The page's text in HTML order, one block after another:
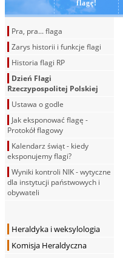
flagę!
Pra, pra... flaga
Zarys historii i funkcje flagi
Historia flagi RP
Dzień Flagi
Rzeczypospolitej Polskiej
Ustawa o godle
Jak eksponować flagę -
Protokół flagowy
Kalendarz świąt - kiedy
eksponujemy flagi?
Wyniki kontroli NIK - wytyczne
dla instytucji państwowych i
obywateli
Heraldyka i weksylologia
Komisja Heraldyczna